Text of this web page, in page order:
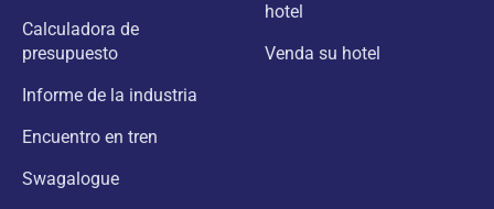
Calculadora de
presupuesto
Informe de la industria
Encuentro en tren
Swagalogue
hotel
Venda su hotel